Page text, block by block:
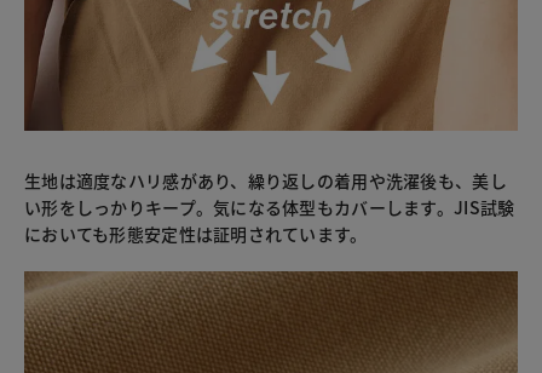
生地は適度なハリ感があり、繰り返しの着用や洗濯後も、美し
い形をしっかりキープ。気になる体型もカバーします。JIS試験
においても形態安定性は証明されています。